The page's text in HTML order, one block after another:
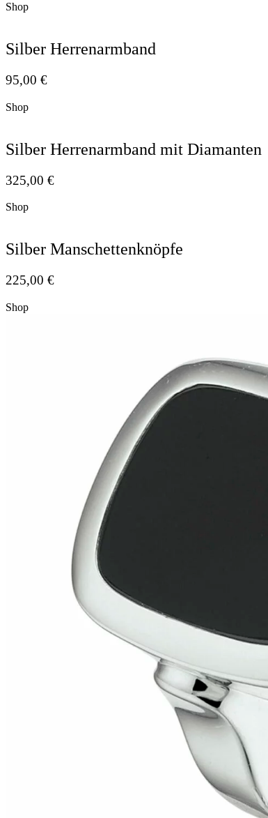
Shop
Silber Herrenarmband
95,00 €
Shop
Silber Herrenarmband mit Diamanten
325,00 €
Shop
Silber Manschettenknöpfe
225,00 €
Shop